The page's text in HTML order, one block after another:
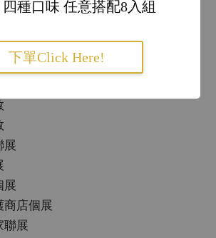
種口味 任意搭配8入組
下單Click Here!
大學美術系畢。
中的小宇宙。取名Tuna，因爲名字
，宇宙則代表無邊無際的學習和創
展
展
商店個展
聯展